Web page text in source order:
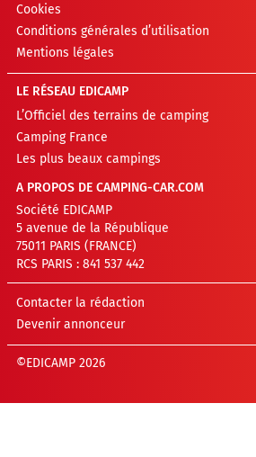
Cookies
Conditions générales d’utilisation
Mentions légales
LE RÉSEAU EDICAMP
L’Officiel des terrains de camping
Camping France
Les plus beaux campings
A PROPOS DE CAMPING-CAR.COM
Société EDICAMP
5 avenue de la République
75011 PARIS (FRANCE)
RCS PARIS : 841 537 442
Contacter la rédaction
Devenir annonceur
©EDICAMP 2026